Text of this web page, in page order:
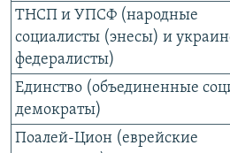
ТНСП и УПСФ (народные
социалисты (энесы) и
федералисты)
Единство (объединенные
демократы)
Поалей-Цион (еврейские